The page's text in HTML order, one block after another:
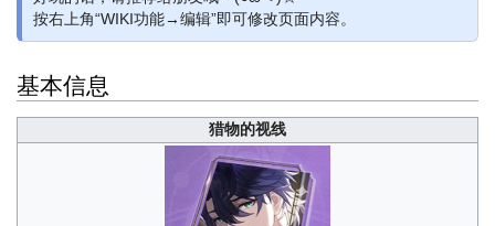
按右上角“WIKI功能→编辑”即可修改页面内容。
基本信息
猎物的视线